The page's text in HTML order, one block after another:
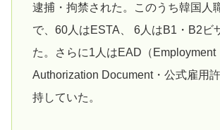
逮捕・拘禁された。このうち韓国人
で、60人はESTA、 6人はB1・B2ビ
た。さらに1人はEAD（Employment
Authorization Document・公式雇用
持していた。